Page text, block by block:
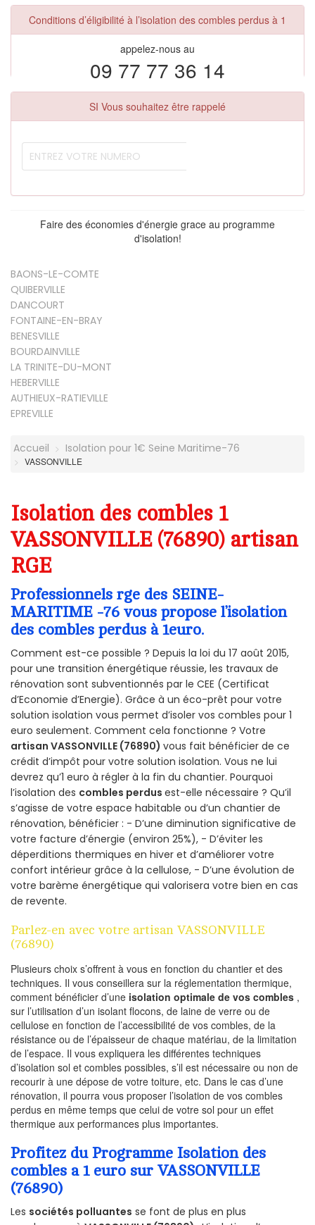
Conditions d’éligibilité à l’isolation des combles perdus à 1
appelez-nous au
09 77 77 36 14
SI Vous souhaitez être rappelé
Faire des économies d'énergie grace au programme
d'isolation!
BAONS-LE-COMTE
QUIBERVILLE
DANCOURT
FONTAINE-EN-BRAY
BENESVILLE
BOURDAINVILLE
LA TRINITE-DU-MONT
HEBERVILLE
AUTHIEUX-RATIEVILLE
EPREVILLE
Accueil Isolation pour 1€ Seine Maritime-76
VASSONVILLE
Isolation des combles 1
VASSONVILLE (76890) artisan
RGE
Professionnels rge des SEINE-
MARITIME -76 vous propose l’isolation
des combles perdus à 1euro.
Comment est-ce possible ? Depuis la loi du 17 août 2015,
pour une transition énergétique réussie, les travaux de
rénovation sont subventionnés par le CEE (Certificat
d’Economie d’Energie). Grâce à un éco-prêt pour votre
solution isolation vous permet d’isoler vos combles pour 1
euro seulement. Comment cela fonctionne ? Votre
artisan VASSONVILLE (76890) vous fait bénéficier de ce
crédit d’impôt pour votre solution isolation. Vous ne lui
devrez qu’1 euro à régler à la fin du chantier. Pourquoi
l’isolation des combles perdus est-elle nécessaire ? Qu’il
s’agisse de votre espace habitable ou d’un chantier de
rénovation, bénéficier : - D’une diminution significative de
votre facture d’énergie (environ 25%), - D’éviter les
déperditions thermiques en hiver et d’améliorer votre
confort intérieur grâce à la cellulose, - D’une évolution de
votre barème énergétique qui valorisera votre bien en cas
de revente.
Parlez-en avec votre artisan VASSONVILLE
(76890)
Plusieurs choix s’offrent à vous en fonction du chantier et des
techniques. Il vous conseillera sur la réglementation thermique,
comment bénéficier d’une isolation optimale de vos combles ,
sur l’utilisation d’un isolant flocons, de laine de verre ou de
cellulose en fonction de l’accessibilité de vos combles, de la
résistance ou de l’épaisseur de chaque matériau, de la limitation
de l’espace. Il vous expliquera les différentes techniques
d’isolation sol et combles possibles, s’il est nécessaire ou non de
recourir à une dépose de votre toiture, etc. Dans le cas d’une
rénovation, il pourra vous proposer l’isolation de vos combles
perdus en même temps que celui de votre sol pour un effet
thermique aux performances plus importantes.
Profitez du Programme Isolation des
combles a 1 euro sur VASSONVILLE
(76890)
Les sociétés polluantes se font de plus en plus